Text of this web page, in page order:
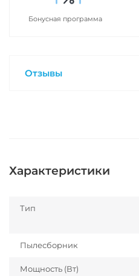
Бонусная программа
Отзывы
Характеристики
Тип
Пылесборник
Мощность (Вт)